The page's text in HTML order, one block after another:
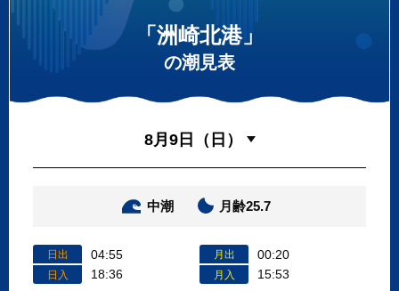
「洲崎北港」
の潮見表
中潮 月齢25.7
日出 04:55
日入 18:36
月出 00:20
月入 15:53